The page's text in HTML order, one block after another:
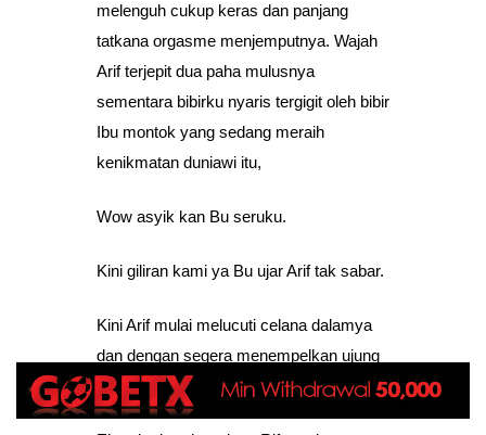
melenguh cukup keras dan panjang
tatkana orgasme menjemputnya. Wajah
Arif terjepit dua paha mulusnya
sementara bibirku nyaris tergigit oleh bibir
Ibu montok yang sedang meraih
kenikmatan duniawi itu,
Wow asyik kan Bu seruku.
Kini giliran kami ya Bu ujar Arif tak sabar.
Kini Arif mulai melucuti celana dalamya
dan dengan segera menempelkan ujung
kontolnya di bibir kewanitaan Bu Indah,